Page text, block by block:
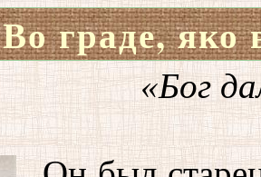
граде,
«Бог